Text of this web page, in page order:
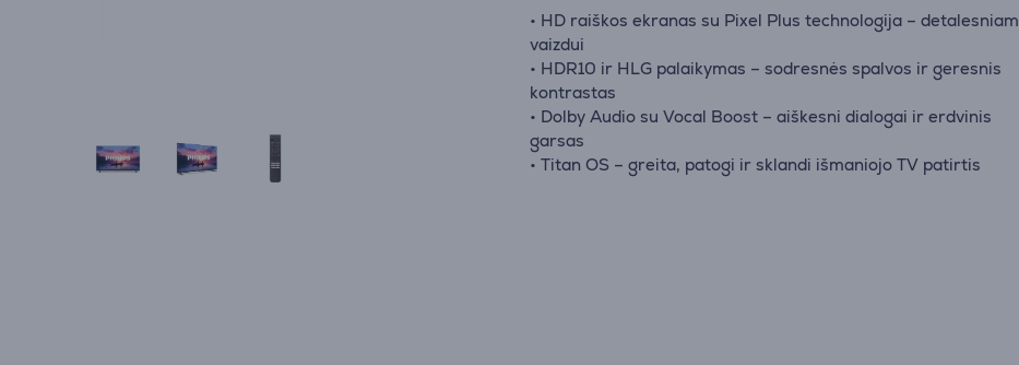
• HD raiškos ekranas su Pixel Plus technologija – detalesniam
vaizdui
• HDR10 ir HLG palaikymas – sodresnės spalvos ir geresnis
kontrastas
• Dolby Audio su Vocal Boost – aiškesni dialogai ir erdvinis
garsas
• Titan OS – greita, patogi ir sklandi išmaniojo TV patirtis